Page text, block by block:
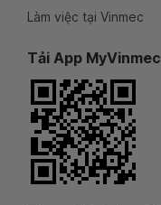
Làm việc tại Vinmec
Tải App MyVinmec